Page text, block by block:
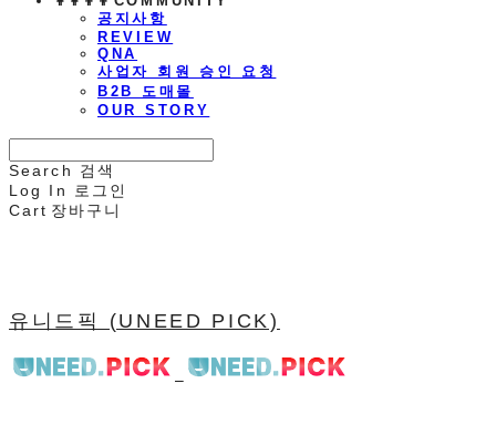
공지사항
REVIEW
QNA
사업자 회원 승인 요청
B2B 도매몰
OUR STORY
Search
검색
Log In
로그인
Cart 장바구니
유니드픽 (UNEED PICK)